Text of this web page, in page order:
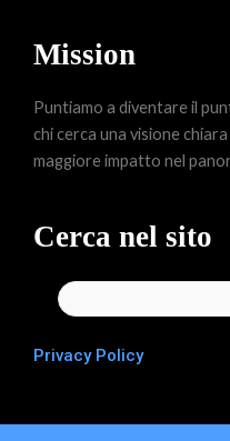
Mission
Puntiamo a diventare il
chi cerca una visione
maggiore impatto nel
Cerca nel sito
Privacy Policy